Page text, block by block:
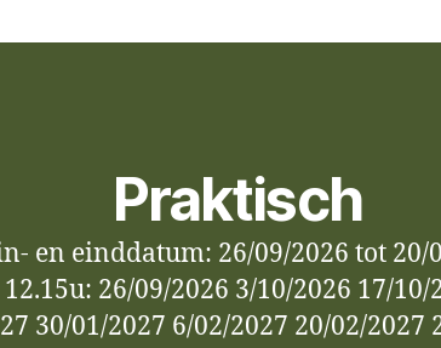
Praktisch
en einddatum: 26/09/2026 tot 20/
26/09/2026 3/10/2026 17/
30/01/2027 6/02/2027 20/02/2027